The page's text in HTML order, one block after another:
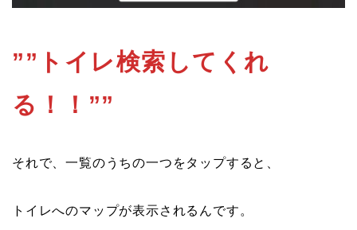
””トイレ検索してくれ
る！！””
それで、一覧のうちの一つをタップすると、
トイレへのマップが表示されるんです。